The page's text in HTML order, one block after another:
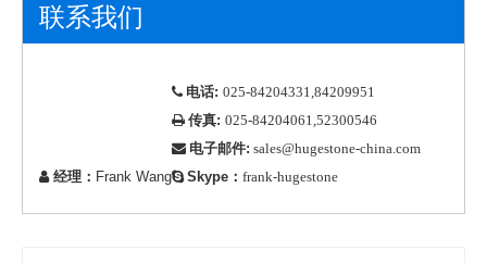
联系我们
 经理： Frank Wang
 电话: 025-84204331,84209951
 传真: 025-84204061,52300546
 电子邮件: sales@hugestone-china.com
Skype： frank-hugestone